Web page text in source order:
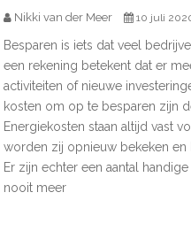
Nikki van der Meer 10 juli
Besparen is iets dat veel
een rekening betekent dat er
activiteiten of nieuwe
kosten om op te besparen zijn
Energiekosten staan altijd vast
worden zij opnieuw bekeken en
Er zijn echter een aantal
nooit meer